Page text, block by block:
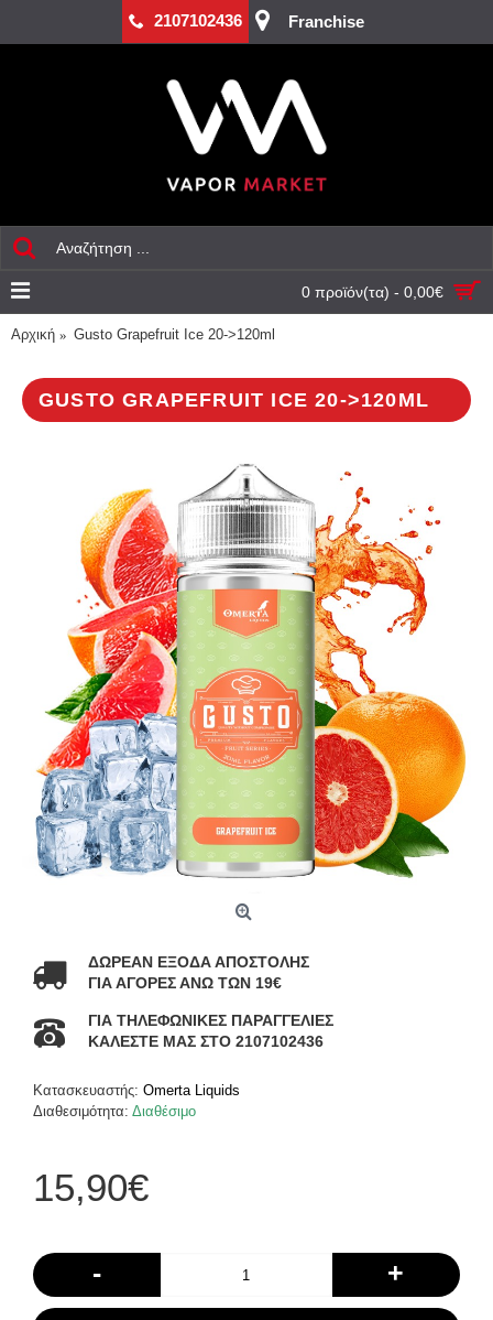
2107102436 Franchise
0 προϊόν(τα) - 0,00€
Αρχική Gusto Grapefruit Ice 20->120ml
GUSTO GRAPEFRUIT ICE 20->120ML
ΔΩΡΕΑΝ ΕΞΟΔΑ ΑΠΟΣΤΟΛΗΣ
ΓΙΑ ΑΓΟΡΕΣ ΑΝΩ ΤΩΝ 19€
ΓΙΑ ΤΗΛΕΦΩΝΙΚΕΣ ΠΑΡΑΓΓΕΛΙΕΣ
ΚΑΛΕΣΤΕ ΜΑΣ ΣΤΟ 2107102436
Κατασκευαστής: Omerta Liquids
Διαθεσιμότητα: Διαθέσιμο
15,90€
- +